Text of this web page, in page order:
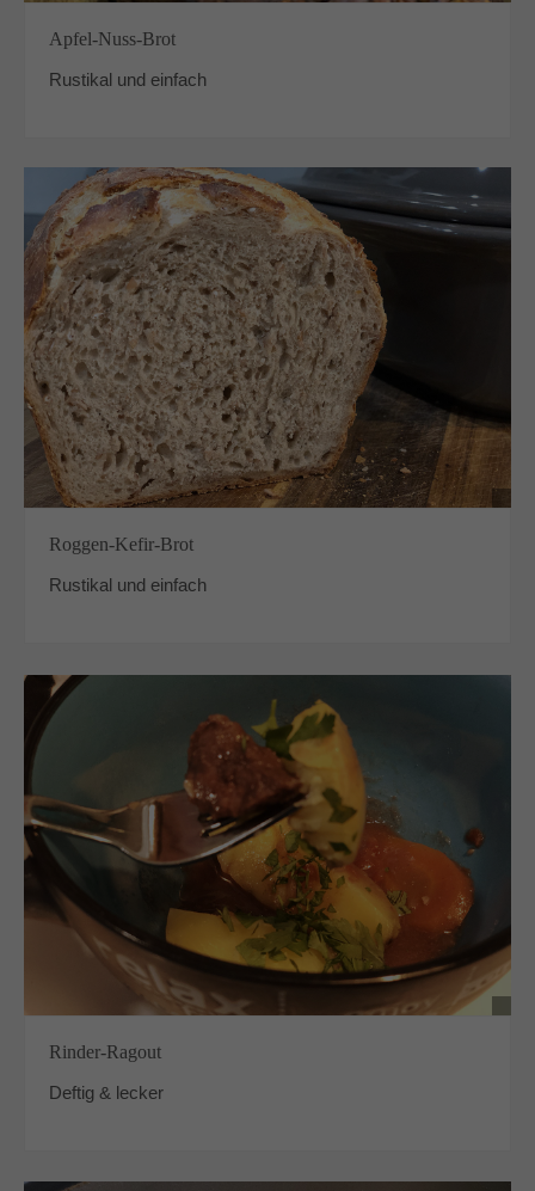
Apfel-Nuss-Brot
Rustikal und einfach
Roggen-Kefir-Brot
Rustikal und einfach
Rinder-Ragout
Deftig & lecker